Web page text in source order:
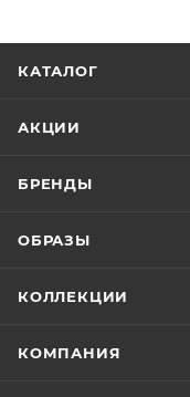
КАТАЛОГ
АКЦИИ
БРЕНДЫ
ОБРАЗЫ
КОЛЛЕКЦИИ
КОМПАНИЯ